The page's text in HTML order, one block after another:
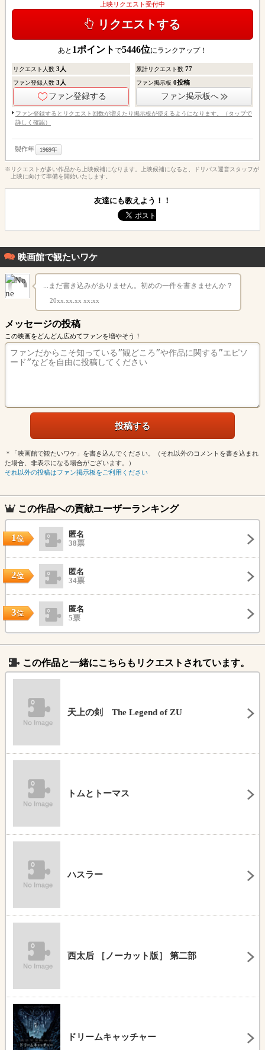
上映リクエスト受付中
リクエストする
あと 1ポイント で5446位にランクアップ！
リクエスト人数 3 人 累計リクエスト数77
ファン登録人数 3 人
ファン登録する
ファン掲示板0投稿
ファン掲示板へ
ファン登録するとリクエスト回数が増えたり掲示板が使えるようになります。（タップで
詳しく確認）
製作年 1969年
※リクエストが多い作品から上映候補になります。上映候補になると、ドリパス運営スタッフが
上映に向けて準備を開始いたします。
友達にも教えよう！！
映画館で観たいワケ
...まだ書き込みがありません。初めの一件を書きませんか？
20xx.xx.xx xx:xx
メッセージの投稿
この映画をどんどん広めてファンを増やそう！
＊「映画館で観たいワケ」を書き込んでください。（それ以外のコメントを書き込まれ
た場合、非表示になる場合がございます。）
それ以外の投稿はファン掲示板をご利用ください
この作品への貢献ユーザーランキング
1位
匿名
38票
2位
匿名
34票
3位
匿名
5票
この作品と一緒にこちらもリクエストされています。
天上の剣 The Legend of ZU
トムとトーマス
ハスラー
西太后 ［ノーカット版］ 第二部
ドリームキャッチャー